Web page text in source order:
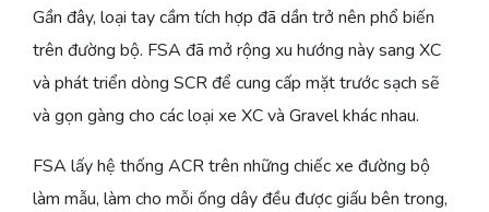
Gần đây, loại tay cầm tích hợp đã dần trở nên phổ biến
trên đường bộ. FSA đã mở rộng xu hướng này sang XC
và phát triển dòng SCR để cung cấp mặt trước sạch sẽ
và gọn gàng cho các loại xe XC và Gravel khác nhau.
FSA lấy hệ thống ACR trên những chiếc xe đường bộ
làm mẫu, làm cho mỗi ống dây đều được giấu bên trong,